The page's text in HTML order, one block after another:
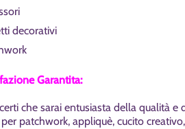
decorativi
Garantita:
che sarai entusiasta della qualità
patchwork, appliquè, cucito